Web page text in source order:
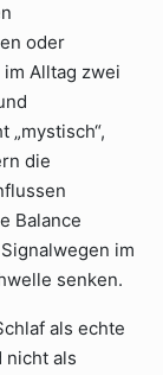
oder
Alltag zwei
„mystisch“,
die
Balance
im
senken.
als echte
nicht als